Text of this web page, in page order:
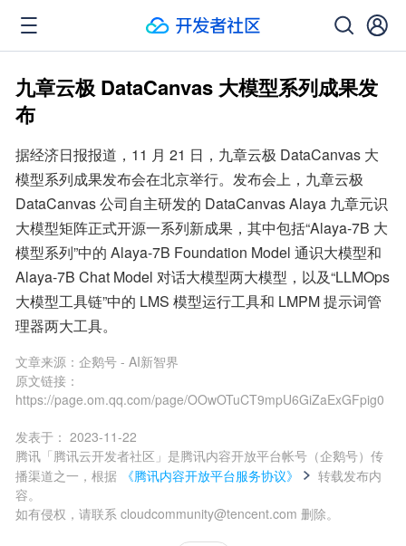
九章云极 DataCanvas 大模型系列成果发
布
据经济日报报道，11 月 21 日，九章云极 DataCanvas 大
模型系列成果发布会在北京举行。发布会上，九章云极
DataCanvas 公司自主研发的 DataCanvas Alaya 九章元识
大模型矩阵正式开源一系列新成果，其中包括“Alaya-7B 大
模型系列”中的 Alaya-7B Foundation Model 通识大模型和
Alaya-7B Chat Model 对话大模型两大模型，以及“LLMOps
大模型工具链”中的 LMS 模型运行工具和 LMPM 提示词管
理器两大工具。
文章来源： 企鹅号 - AI新智界
原文链接：
https://page.om.qq.com/page/OOwOTuCT9mpU6GiZaExGFpig0
发表于： 2023-11-22
腾讯「腾讯云开发者社区」是腾讯内容开放平台帐号（企鹅号）传
播渠道之一，根据
《腾讯内容开放平台服务协议》
转载发布内
容。
如有侵权，请联系 cloudcommunity@tencent.com 删除。